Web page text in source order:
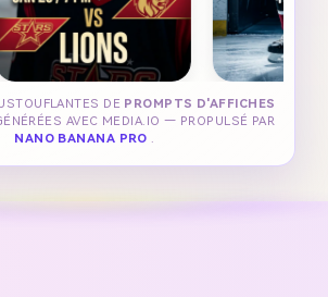
DE PROMPTS D'AFFICHES
AVEC MEDIA.IO — PROPULSÉ PAR
NANO BANANA PRO .